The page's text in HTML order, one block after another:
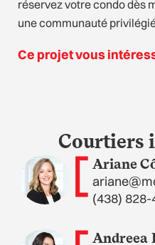
réservez votre condo dès
une communauté
Ce projet vous
Courtiers
Ariane
(438) 828-
Andreea